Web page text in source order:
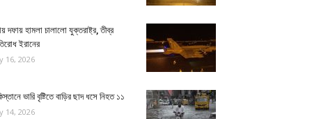
দফায় হামলা চালালো যুক্তরাষ্ট্র, তীব্র
ইরানের
16, 2026
ভারি বৃষ্টিতে বাড়ির ছাদ ধসে নিহত ১১
14, 2026